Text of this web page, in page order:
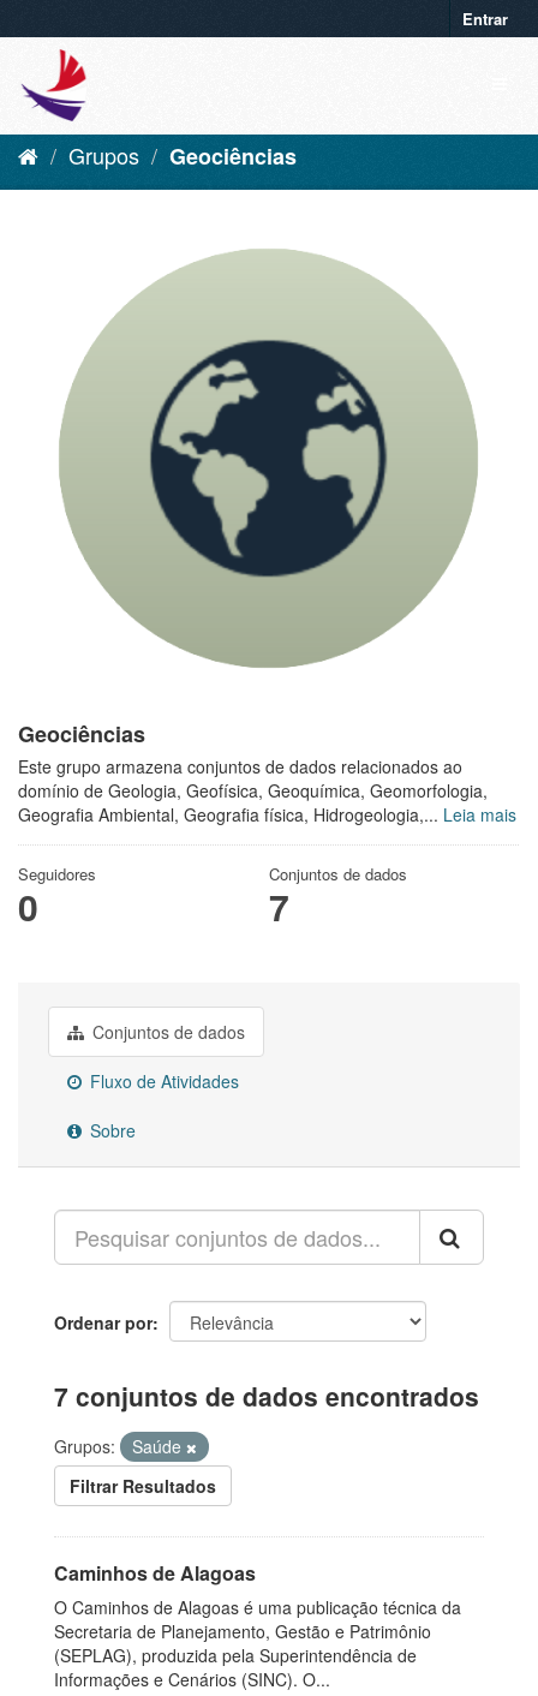
Entrar
Grupos Geociências
Geociências
Este grupo armazena conjuntos de dados relacionados ao
domínio de Geologia, Geofísica, Geoquímica, Geomorfologia,
Geografia Ambiental, Geografia física, Hidrogeologia,... Leia mais
Seguidores
0
Conjuntos de dados
7
Conjuntos de dados
Fluxo de Atividades
Sobre
Ordenar por
7 conjuntos de dados encontrados
Grupos:
Saúde
Filtrar Resultados
Caminhos de Alagoas
O Caminhos de Alagoas é uma publicação técnica da
Secretaria de Planejamento, Gestão e Patrimônio
(SEPLAG), produzida pela Superintendência de
Informações e Cenários (SINC). O...